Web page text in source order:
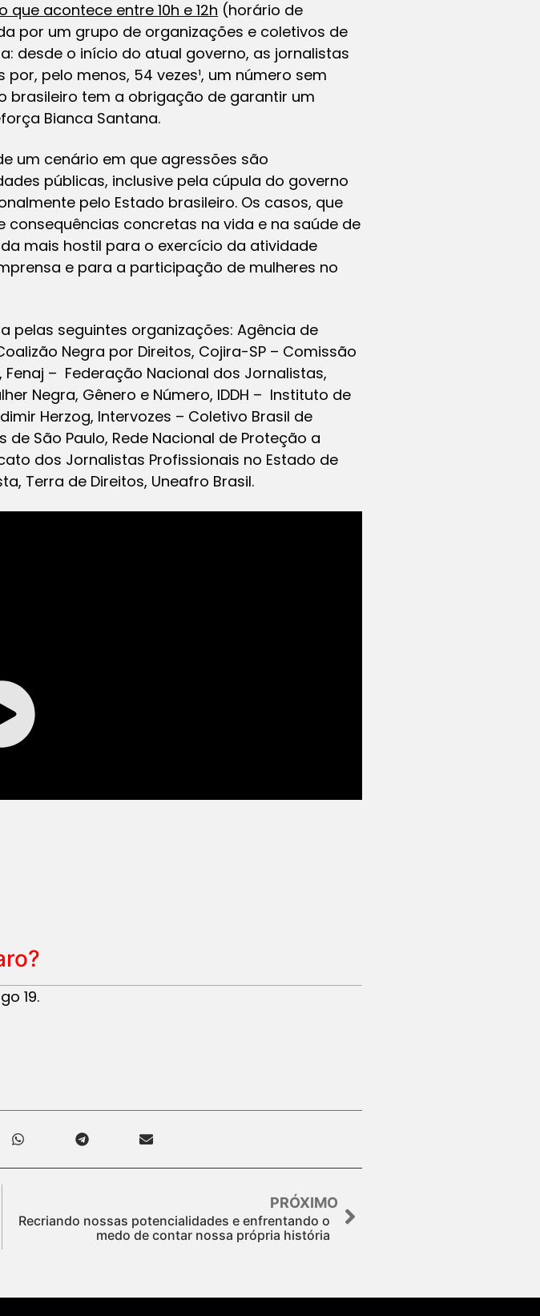
que acontece entre 10h e 12h (horário de
por um grupo de organizações e coletivos de
desde o início do atual governo, as jornalistas
pelo menos, 54 vezes¹, um número sem
brasileiro tem a obrigação de garantir um
Bianca Santana.
um cenário em que agressões são
públicas, inclusive pela cúpula do governo
pelo Estado brasileiro. Os casos, que
concretas na vida e na saúde de
mais hostil para o exercício da atividade
e para a participação de mulheres no
pelas seguintes organizações: Agência de
Negra por Direitos, Cojira-SP – Comissão
– Federação Nacional dos Jornalistas,
Negra, Gênero e Número, IDDH – Instituto de
Herzog, Intervozes – Coletivo Brasil de
São Paulo, Rede Nacional de Proteção a
dos Jornalistas Profissionais no Estado de
Terra de Direitos, Uneafro Brasil.
19.
PRÓXIMO
Recriando nossas potencialidades e enfrentando o
medo de contar nossa própria história